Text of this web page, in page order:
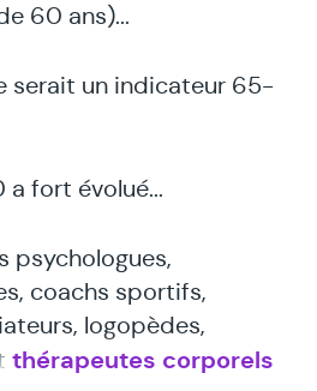
60 ans)...
serait un indicateur 65-
fort évolué...
psychologues,
coachs sportifs,
logopèdes,
thérapeutes corporels